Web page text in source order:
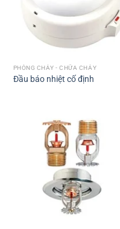
PHÒNG CHÁY - CHỮA CHÁY
Đầu báo nhiệt cố định